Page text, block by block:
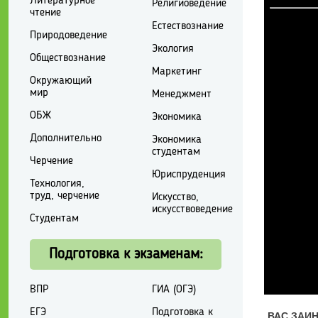
чтение
Природоведение
Обществознание
Окружающий
мир
ОБЖ
Дополнительно
Черчение
Технология,
труд, черчение
Студентам
Религиоведение
Естествознание
Экология
Маркетинг
Менеджмент
Экономика
Экономика
студентам
Юриспруденция
Искусство,
искусствоведение
Подготовка к экзаменам:
ВПР
ЕГЭ
ГИА (ОГЭ)
Подготовка к